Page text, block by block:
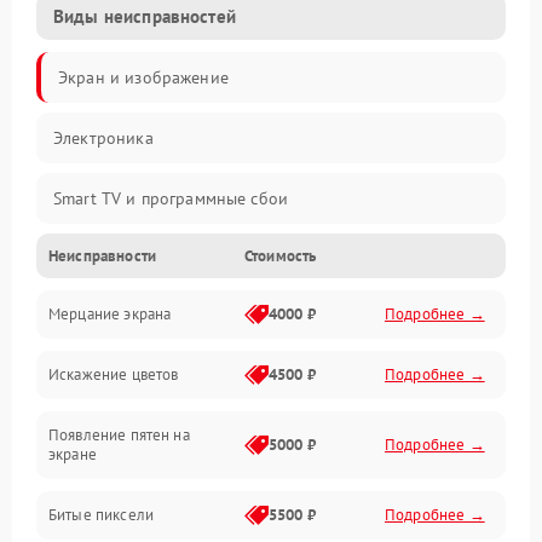
Виды неисправностей
Экран и изображение
Электроника
Smart TV и программные сбои
Питание и запуск
Подсветка и LED-модули
Звук и аудиосистема
Сигнал и приём каналов
Неисправности Стоимость
Мерцание экрана 4000 ₽ Подробнее →
Искажение цветов 4500 ₽ Подробнее →
Появление пятен на
экране
5000 ₽ Подробнее →
Битые пиксели 5500 ₽ Подробнее →